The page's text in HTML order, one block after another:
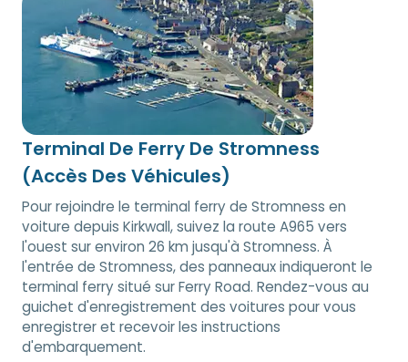
Terminal De Ferry De Stromness
(Accès Des Véhicules)
Pour rejoindre le terminal ferry de Stromness en
voiture depuis Kirkwall, suivez la route A965 vers
l'ouest sur environ 26 km jusqu'à Stromness. À
l'entrée de Stromness, des panneaux indiqueront le
terminal ferry situé sur Ferry Road. Rendez-vous au
guichet d'enregistrement des voitures pour vous
enregistrer et recevoir les instructions
d'embarquement.